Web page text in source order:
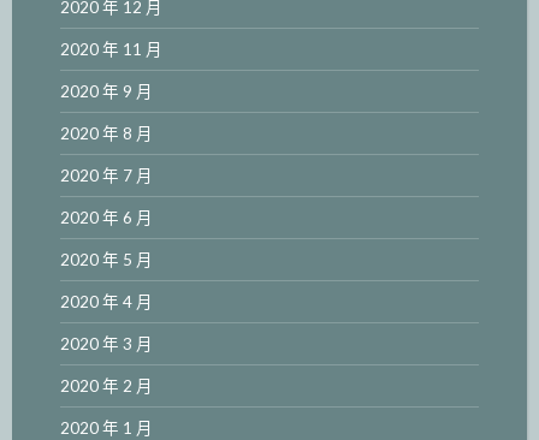
2020 年 12 月
2020 年 11 月
2020 年 9 月
2020 年 8 月
2020 年 7 月
2020 年 6 月
2020 年 5 月
2020 年 4 月
2020 年 3 月
2020 年 2 月
2020 年 1 月